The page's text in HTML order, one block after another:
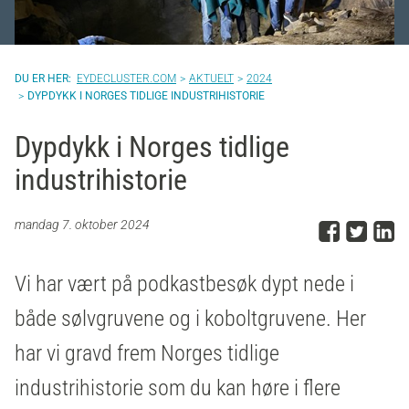
EYDECLUSTER.COM AKTUELT
2024
DYPDYKK I NORGES TIDLIGE INDUSTRIHISTORIE
Dypdykk i Norges tidlige
industrihistorie
mandag 7. oktober 2024 DelDel
Vi har vært på podkastbesøk dypt nede i
både sølvgruvene og i koboltgruvene. Her
har vi gravd frem Norges tidlige
industrihistorie som du kan høre i flere